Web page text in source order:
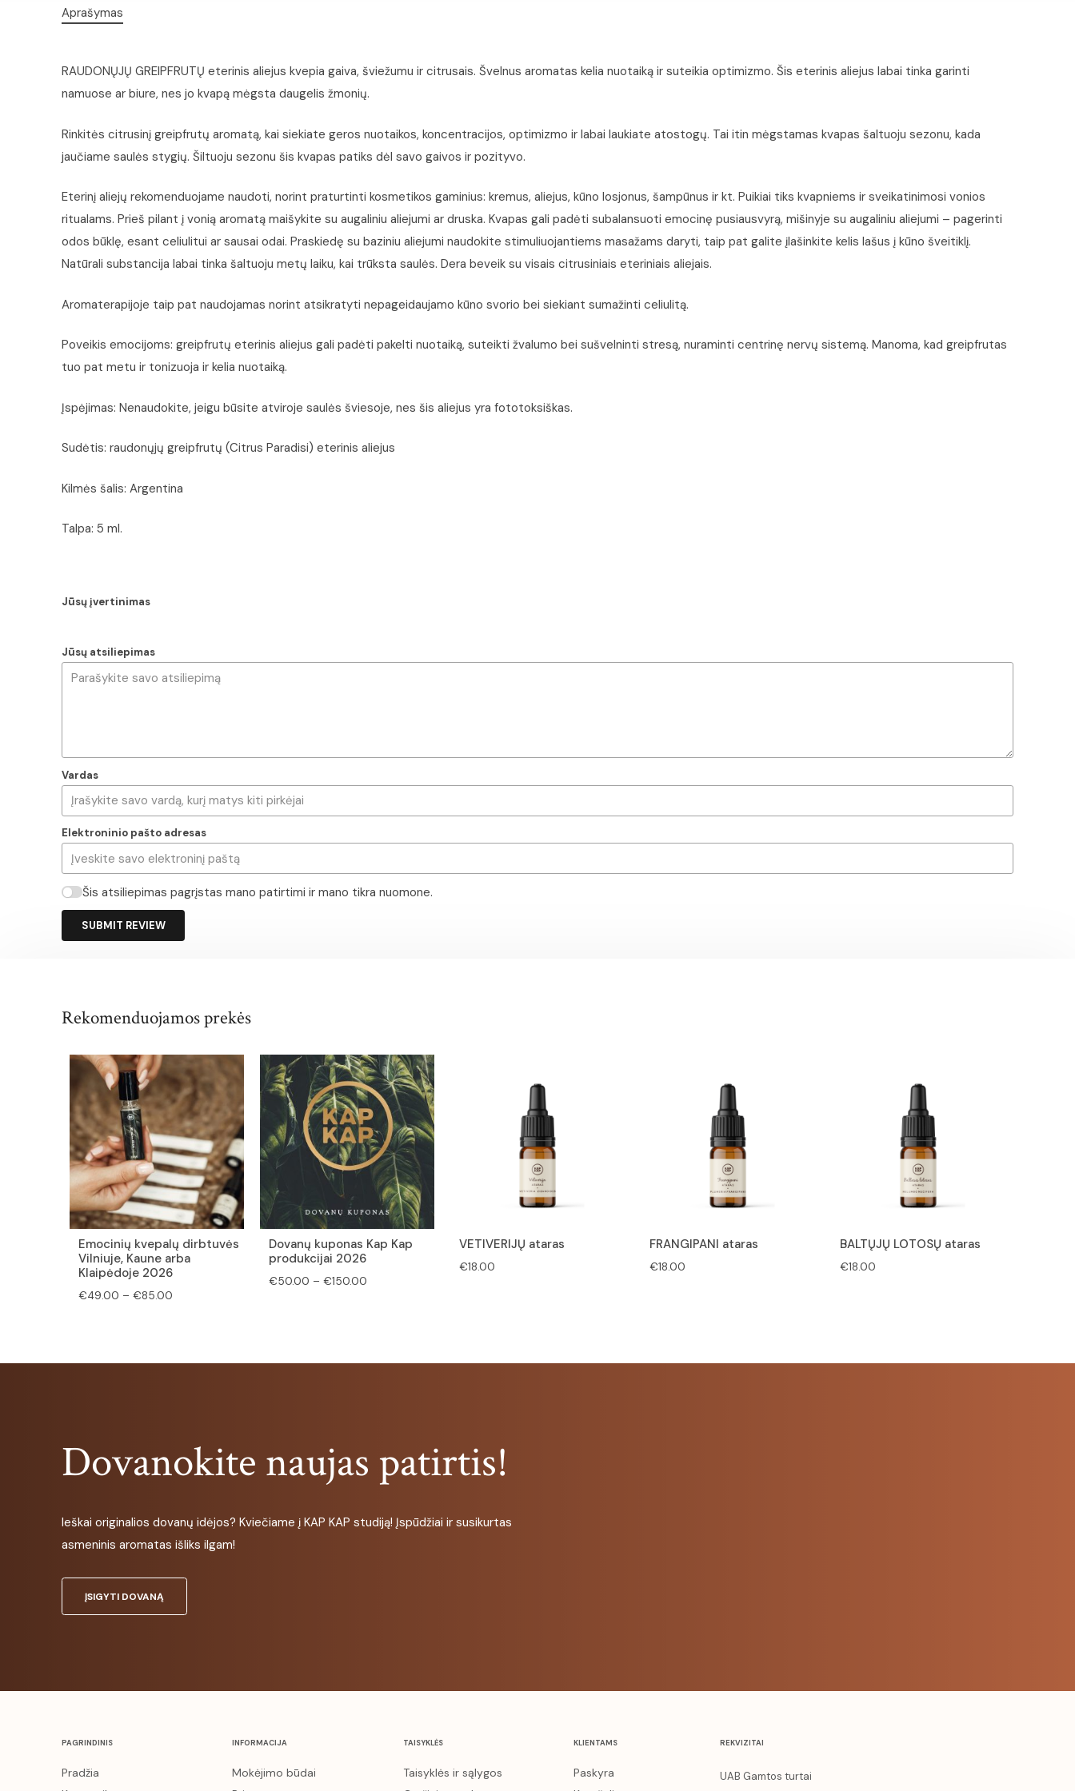
Aprašymas
RAUDONŲJŲ GREIPFRUTŲ eterinis aliejus kvepia gaiva, šviežumu ir citrusais. Švelnus aromatas kelia nuotaiką ir suteikia optimizmo. Šis eterinis aliejus labai tinka garinti
namuose ar biure, nes jo kvapą mėgsta daugelis žmonių.
Rinkitės citrusinį greipfrutų aromatą, kai siekiate geros nuotaikos, koncentracijos, optimizmo ir labai laukiate atostogų. Tai itin mėgstamas kvapas šaltuoju sezonu, kada
jaučiame saulės stygių. Šiltuoju sezonu šis kvapas patiks dėl savo gaivos ir pozityvo.
Eterinį aliejų rekomenduojame naudoti, norint praturtinti kosmetikos gaminius: kremus, aliejus, kūno losjonus, šampūnus ir kt. Puikiai tiks kvapniems ir sveikatinimosi vonios
ritualams. Prieš pilant į vonią aromatą maišykite su augaliniu aliejumi ar druska. Kvapas gali padėti subalansuoti emocinę pusiausvyrą, mišinyje su augaliniu aliejumi – pagerinti
odos būklę, esant celiulitui ar sausai odai. Praskiedę su baziniu aliejumi naudokite stimuliuojantiems masažams daryti, taip pat galite įlašinkite kelis lašus į kūno šveitiklį.
Natūrali substancija labai tinka šaltuoju metų laiku, kai trūksta saulės. Dera beveik su visais citrusiniais eteriniais aliejais.
Aromaterapijoje taip pat naudojamas norint atsikratyti nepageidaujamo kūno svorio bei siekiant sumažinti celiulitą.
Poveikis emocijoms: greipfrutų eterinis aliejus gali padėti pakelti nuotaiką, suteikti žvalumo bei sušvelninti stresą, nuraminti centrinę nervų sistemą. Manoma, kad greipfrutas
tuo pat metu ir tonizuoja ir kelia nuotaiką.
Įspėjimas: Nenaudokite, jeigu būsite atviroje saulės šviesoje, nes šis aliejus yra fototoksiškas.
Sudėtis: raudonųjų greipfrutų (Citrus Paradisi) eterinis aliejus
Kilmės šalis: Argentina
Talpa: 5 ml.
Jūsų įvertinimas
Jūsų atsiliepimas
Vardas
Elektroninio pašto adresas
Šis atsiliepimas pagrįstas mano patirtimi ir mano tikra nuomone.
SUBMIT REVIEW
Rekomenduojamos prekės
Emocinių kvepalų dirbtuvės
Vilniuje, Kaune arba
Klaipėdoje 2026
€49.00 – €85.00Price
through
Dovanų kuponas Kap Kap
produkcijai 2026
€50.00 – €150.00Price
VETIVERIJŲ ataras
€18.00
FRANGIPANI ataras
€18.00
BALTŲJŲ LOTOSŲ ataras
€18.00
Dovanokite naujas patirtis!
Ieškai originalios dovanų idėjos? Kviečiame į KAP KAP studiją! Įspūdžiai ir susikurtas
asmeninis aromatas išliks ilgam!
ĮSIGYTI DOVANĄ
PAGRINDINIS
Pradžia
INFORMACIJA
Mokėjimo būdai
TAISYKLĖS
Taisyklės ir sąlygos
KLIENTAMS
Paskyra
REKVIZITAI
UAB Gamtos turtai